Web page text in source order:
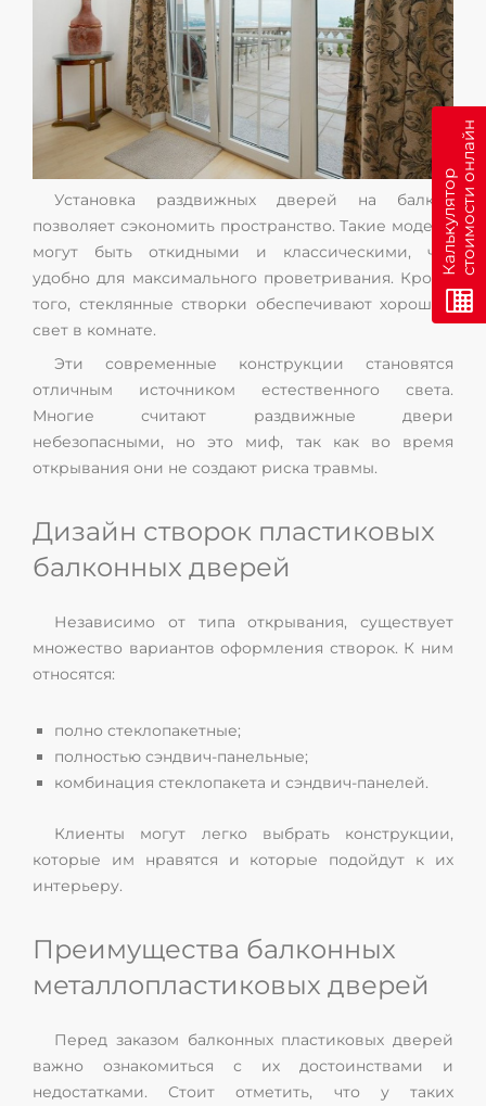
Установка раздвижных дверей на балкон
позволяет сэкономить пространство. Такие модели
могут быть откидными и классическими, что
удобно для максимального проветривания. Кроме
того, стеклянные створки обеспечивают хороший
свет в комнате.
Эти современные конструкции становятся
отличным источником естественного света.
Многие считают раздвижные двери
небезопасными, но это миф, так как во время
открывания они не создают риска травмы.
Дизайн створок пластиковых
балконных дверей
Независимо от типа открывания, существует
множество вариантов оформления створок. К ним
относятся:
полно стеклопакетные;
полностью сэндвич-панельные;
комбинация стеклопакета и сэндвич-панелей.
Клиенты могут легко выбрать конструкции,
которые им нравятся и которые подойдут к их
интерьеру.
Преимущества балконных
металлопластиковых дверей
Перед заказом балконных пластиковых дверей
важно ознакомиться с их достоинствами и
недостатками. Стоит отметить, что у таких
К
а
л
ь
к
у
л
я
т
о
р
с
т
о
и
м
о
с
т
и
о
н
л
а
йн